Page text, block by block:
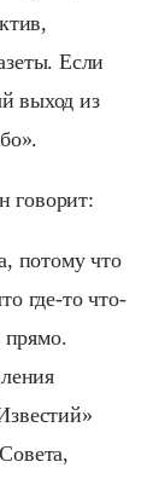
Если
выход из
говорит:
потому что
где-то что-
прямо.